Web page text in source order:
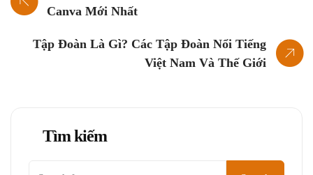
Canva Mới Nhất
Tập Đoàn Là Gì? Các Tập Đoàn Nổi Tiếng
Việt Nam Và Thế Giới
Tìm kiếm